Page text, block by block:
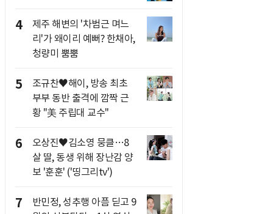
4
제주 해변의 '차범근 며느
리'가 왜이리 예뻐? 한채아,
청량미 뿜뿜
5
조규찬♥해이, 방송 최초
부부 동반 출격에 깜짝 근
황 "美 주립대 교수"
6
오상진♥김소영 뭉클…8
살 딸, 동생 위해 장난감 양
보 '훈훈' ('띵그리tv')
7
반민정, 성추행 아픔 딛고 9